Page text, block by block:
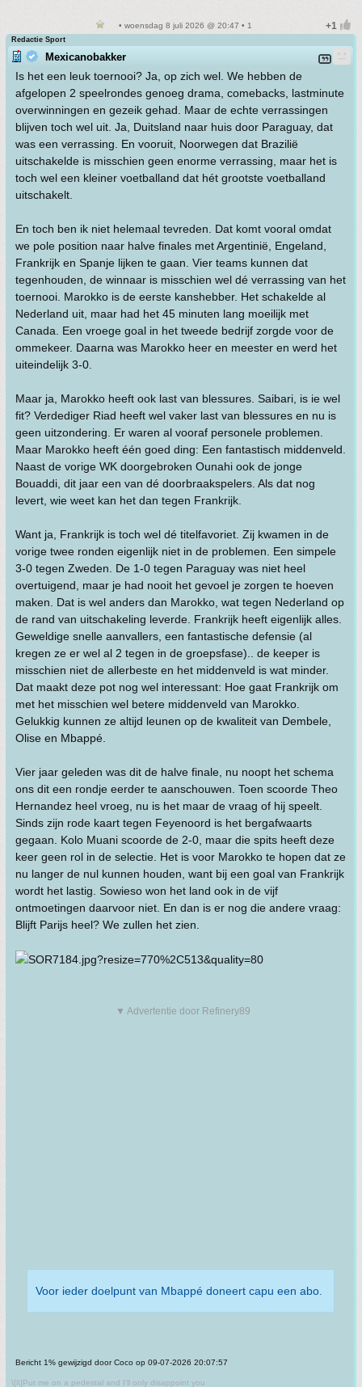
• woensdag 8 juli 2026 @ 20:47 • 1
Redactie Sport
Mexicanobakker
Is het een leuk toernooi? Ja, op zich wel. We hebben de
afgelopen 2 speelrondes genoeg drama, comebacks, lastminute
overwinningen en gezeik gehad. Maar de echte verrassingen
blijven toch wel uit. Ja, Duitsland naar huis door Paraguay, dat
was een verrassing. En vooruit, Noorwegen dat Brazilië
uitschakelde is misschien geen enorme verrassing, maar het is
toch wel een kleiner voetballand dat hét grootste voetballand
uitschakelt.
En toch ben ik niet helemaal tevreden. Dat komt vooral omdat
we pole position naar halve finales met Argentinië, Engeland,
Frankrijk en Spanje lijken te gaan. Vier teams kunnen dat
tegenhouden, de winnaar is misschien wel dé verrassing van het
toernooi. Marokko is de eerste kanshebber. Het schakelde al
Nederland uit, maar had het 45 minuten lang moeilijk met
Canada. Een vroege goal in het tweede bedrijf zorgde voor de
ommekeer. Daarna was Marokko heer en meester en werd het
uiteindelijk 3-0.
Maar ja, Marokko heeft ook last van blessures. Saibari, is ie wel
fit? Verdediger Riad heeft wel vaker last van blessures en nu is
geen uitzondering. Er waren al vooraf personele problemen.
Maar Marokko heeft één goed ding: Een fantastisch middenveld.
Naast de vorige WK doorgebroken Ounahi ook de jonge
Bouaddi, dit jaar een van dé doorbraakspelers. Als dat nog
levert, wie weet kan het dan tegen Frankrijk.
Want ja, Frankrijk is toch wel dé titelfavoriet. Zij kwamen in de
vorige twee ronden eigenlijk niet in de problemen. Een simpele
3-0 tegen Zweden. De 1-0 tegen Paraguay was niet heel
overtuigend, maar je had nooit het gevoel je zorgen te hoeven
maken. Dat is wel anders dan Marokko, wat tegen Nederland op
de rand van uitschakeling leverde. Frankrijk heeft eigenlijk alles.
Geweldige snelle aanvallers, een fantastische defensie (al
kregen ze er wel al 2 tegen in de groepsfase).. de keeper is
misschien niet de allerbeste en het middenveld is wat minder.
Dat maakt deze pot nog wel interessant: Hoe gaat Frankrijk om
met het misschien wel betere middenveld van Marokko.
Gelukkig kunnen ze altijd leunen op de kwaliteit van Dembele,
Olise en Mbappé.
Vier jaar geleden was dit de halve finale, nu noopt het schema
ons dit een rondje eerder te aanschouwen. Toen scoorde Theo
Hernandez heel vroeg, nu is het maar de vraag of hij speelt.
Sinds zijn rode kaart tegen Feyenoord is het bergafwaarts
gegaan. Kolo Muani scoorde de 2-0, maar die spits heeft deze
keer geen rol in de selectie. Het is voor Marokko te hopen dat ze
nu langer de nul kunnen houden, want bij een goal van Frankrijk
wordt het lastig. Sowieso won het land ook in de vijf
ontmoetingen daarvoor niet. En dan is er nog die andere vraag:
Blijft Parijs heel? We zullen het zien.
▼ Advertentie door Refinery89
Voor ieder doelpunt van Mbappé doneert capu een abo.
Bericht 1% gewijzigd door Coco op 09-07-2026 20:07:57
\[i\]Put me on a pedestal and I'll only disappoint you